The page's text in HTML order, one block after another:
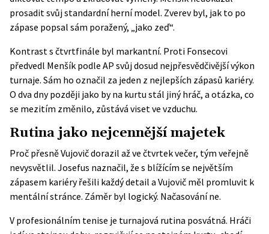
prosadit svůj standardní herní model. Zverev byl, jak to po
zápase popsal sám poražený, „jako zeď“.
Kontrast s čtvrtfinále byl markantní. Proti Fonsecovi
předvedl Menšík podle AP svůj dosud nejpřesvědčivější výkon
turnaje. Sám ho označil za jeden z nejlepších zápasů kariéry.
O dva dny později jako by na kurtu stál jiný hráč, a otázka, co
se mezitím změnilo, zůstává viset ve vzduchu.
Rutina jako nejcennější majetek
Proč přesně Vujovič dorazil až ve čtvrtek večer, tým veřejně
nevysvětlil. Josefus naznačil, že s blížícím se největším
zápasem kariéry řešili každý detail a Vujovič měl promluvit k
mentální stránce. Záměr byl logický. Načasování ne.
V profesionálním tenise je turnajová rutina posvátná. Hráči